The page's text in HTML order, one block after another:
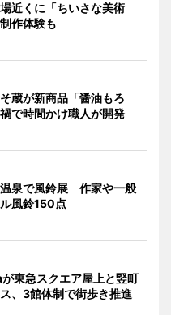
近くに「ちいさな美術
作体験も
蔵が新商品「醤油もろ
で時間かけ職人が開発
泉で風鈴展 作家や一般
風鈴150点
東急スクエア屋上と竪町
、3館体制で街歩き推進